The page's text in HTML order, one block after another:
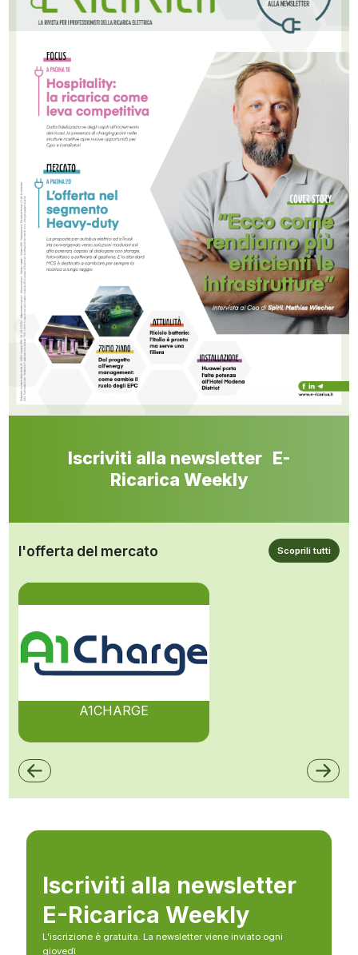
Iscriviti alla newsletter E-
Ricarica Weekly
l'offerta del mercato Scoprili tutti
A1CHARGE
Iscriviti alla newsletter
E-Ricarica Weekly
L’iscrizione è gratuita. La newsletter viene inviato ogni
giovedì